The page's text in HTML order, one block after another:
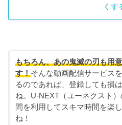
くす
もちろん、あの鬼滅の刃も用
す！そんな動画配信サービス
るのであれば、登録しても損
ね。U-NEXT（ユーネクスト
間を利用してスキマ時間を楽
ね！